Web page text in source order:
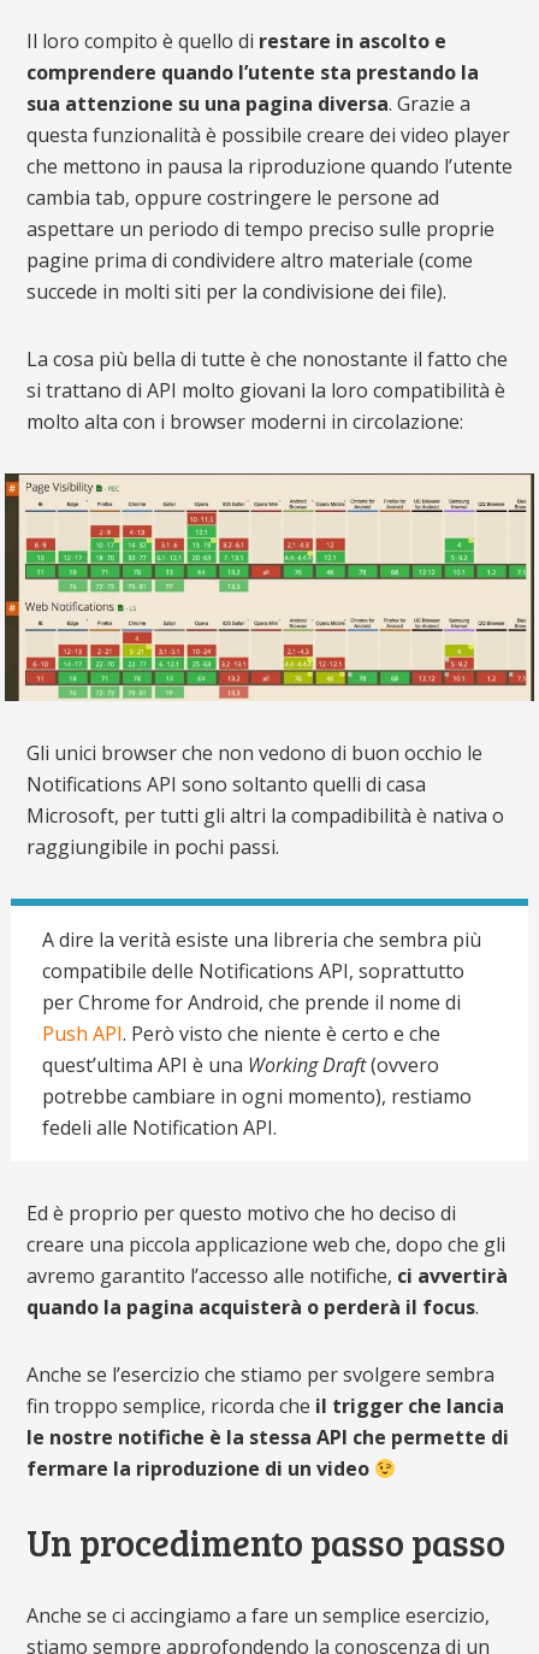
Il loro compito è quello di restare in ascolto e
comprendere quando l’utente sta prestando la
sua attenzione su una pagina diversa. Grazie a
questa funzionalità è possibile creare dei video player
che mettono in pausa la riproduzione quando l’utente
cambia tab, oppure costringere le persone ad
aspettare un periodo di tempo preciso sulle proprie
pagine prima di condividere altro materiale (come
succede in molti siti per la condivisione dei file).
La cosa più bella di tutte è che nonostante il fatto che
si trattano di API molto giovani la loro compatibilità è
molto alta con i browser moderni in circolazione:
Gli unici browser che non vedono di buon occhio le
Notifications API sono soltanto quelli di casa
Microsoft, per tutti gli altri la compadibilità è nativa o
raggiungibile in pochi passi.
A dire la verità esiste una libreria che sembra più
compatibile delle Notifications API, soprattutto
per Chrome for Android, che prende il nome di
Push API. Però visto che niente è certo e che
quest’ultima API è una Working Draft(ovvero
potrebbe cambiare in ogni momento), restiamo
fedeli alle Notification API.
Ed è proprio per questo motivo che ho deciso di
creare una piccola applicazione web che, dopo che gli
avremo garantito l’accesso alle notifiche, ci avvertirà
quando la pagina acquisterà o perderà il focus.
Anche se l’esercizio che stiamo per svolgere sembra
fin troppo semplice, ricorda che il trigger che lancia
le nostre notifiche è la stessa API che permette di
fermare la riproduzione di un video
Un procedimento passo passo
Anche se ci accingiamo a fare un semplice esercizio,
stiamo sempre approfondendo la conoscenza di un